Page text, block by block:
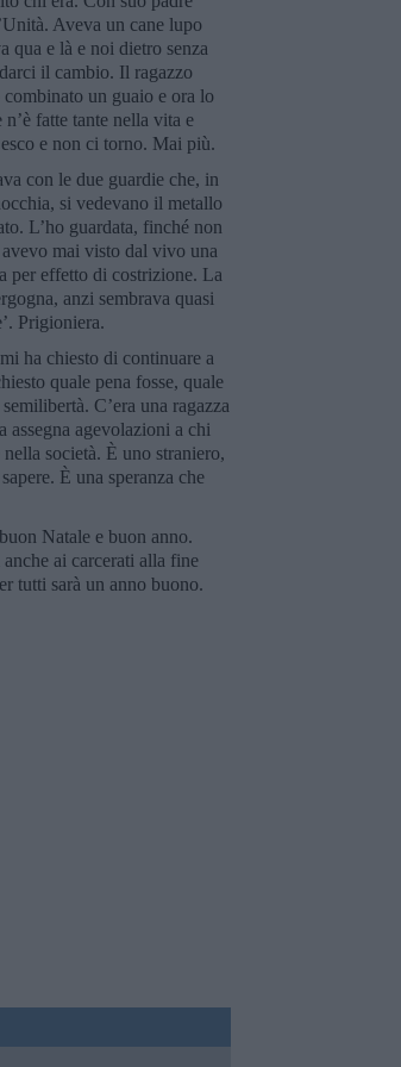
Aveva un cane lupo
qua e là e noi dietro senza
il cambio. Il ragazzo
combinato un guaio e ora lo
fatte tante nella vita e
e non ci torno. Mai più.
con le due guardie che, in
si vedevano il metallo
L’ho guardata, finché non
mai visto dal vivo una
per effetto di costrizione. La
anzi sembrava quasi
Prigioniera.
ha chiesto di continuare a
quale pena fosse, quale
C’era una ragazza
assegna agevolazioni a chi
società. È uno straniero,
È una speranza che
Natale e buon anno.
ai carcerati alla fine
tutti sarà un anno buono.